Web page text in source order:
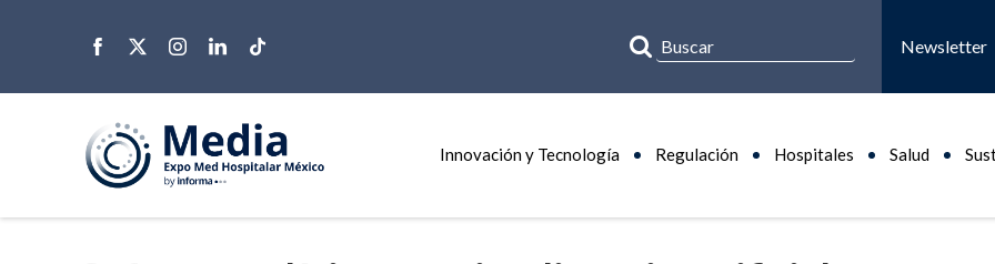
Newsletter
Innovación y Tecnología Regulación Hospitales Salud